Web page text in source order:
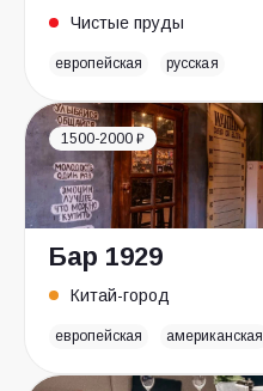
Чистые пруды
европейская русская
1500-2000 ₽
Бар 1929
Китай-город
европейская американская